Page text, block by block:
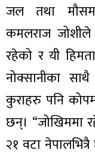
जल तथा मौसम
कमलराज
रहेको र यी
नोक्सानीका
कुराहरु पनि
छन्। “जोखिममा
२१ वटा